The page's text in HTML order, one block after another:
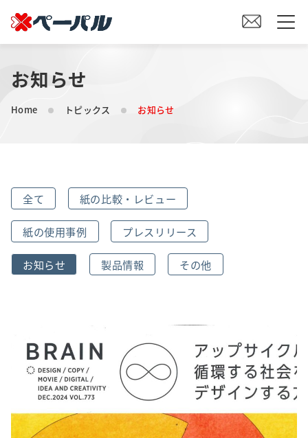
HOME
初めての方へ
オリジナル素材製造をご検討の方へ
会社案内
トピックス
お問い合わせ・エントリー
お知らせ
Home トピックス お知らせ
全て 紙の比較・レビュー
紙の使用事例 プレスリリース
お知らせ 製品情報 その他